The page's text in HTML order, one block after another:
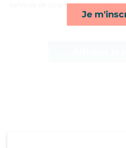
Je
services de courses/livraison,
toilette/